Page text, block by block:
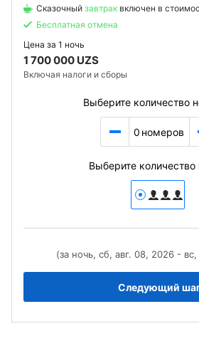
Сказочный завтрак включен в
Бесплатная отмена
Цена за 1 ночь
1 700 000 UZS
Включая налоги и сборы
Выберите количество
0 номеров
Выберите количество
(за ночь, сб, авг. 08, 2026 -
Следующий